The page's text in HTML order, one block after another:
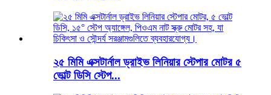
২৫ মিমি এক্সটার্নাল ড্রাইভ লিনিয়ার স্টেপার মোটর ৫
ভোল্ট ডিসি স্টেপ...